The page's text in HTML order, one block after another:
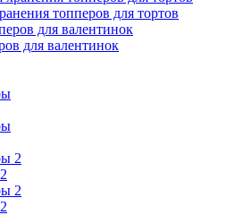
топперов для тортов
для валентинок